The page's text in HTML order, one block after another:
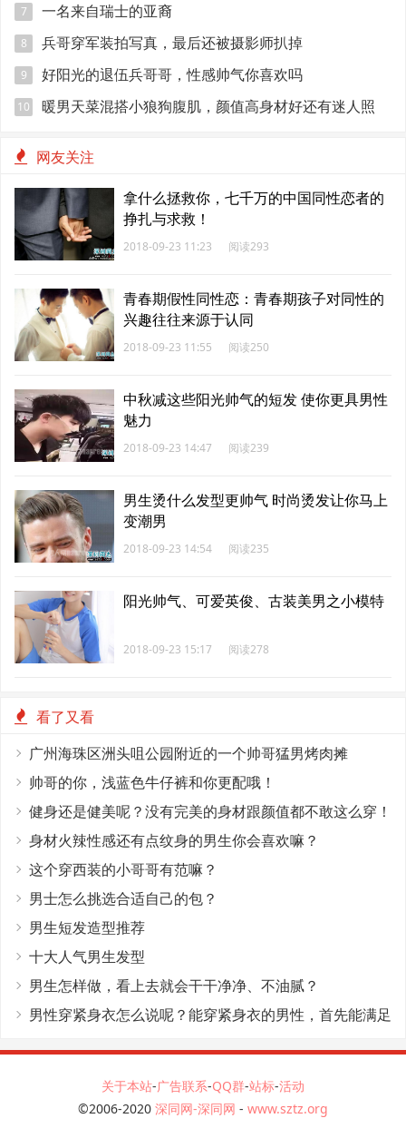
7 一名来自瑞士的亚裔
8 兵哥穿军装拍写真，最后还被摄影师扒掉
9 好阳光的退伍兵哥哥，性感帅气你喜欢吗
10 暖男天菜混搭小狼狗腹肌，颜值高身材好还有迷人照
网友关注
拿什么拯救你，七千万的中国同性恋者的
挣扎与求救！
2018-09-23 11:23 阅读293
青春期假性同性恋：青春期孩子对同性的
兴趣往往来源于认同
2018-09-23 11:55 阅读250
中秋减这些阳光帅气的短发 使你更具男性
魅力
2018-09-23 14:47 阅读239
男生烫什么发型更帅气 时尚烫发让你马上
变潮男
2018-09-23 14:54 阅读235
阳光帅气、可爱英俊、古装美男之小模特
2018-09-23 15:17 阅读278
看了又看
广州海珠区洲头咀公园附近的一个帅哥猛男烤肉摊
帅哥的你，浅蓝色牛仔裤和你更配哦！
健身还是健美呢？没有完美的身材跟颜值都不敢这么穿！
身材火辣性感还有点纹身的男生你会喜欢嘛？
这个穿西装的小哥哥有范嘛？
男士怎么挑选合适自己的包？
男生短发造型推荐
十大人气男生发型
男生怎样做，看上去就会干干净净、不油腻？
男性穿紧身衣怎么说呢？能穿紧身衣的男性，首先能满足
关于本站-广告联系-QQ群-站标-活动
©2006-2020 深同网-深同网 - www.sztz.org